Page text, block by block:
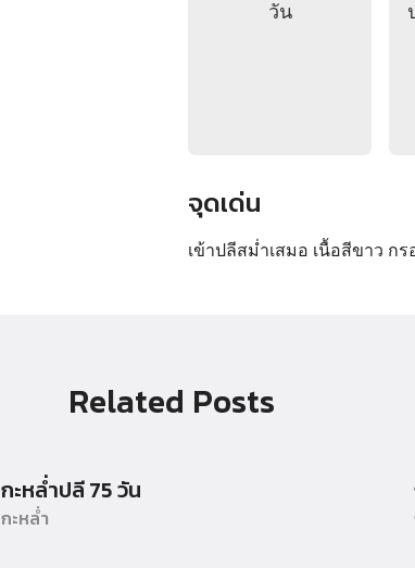
for:
วัน
จุดเด่น
เข้าปลีสม่ำเสมอ เนื้อสีขาว กร
Related Posts
กะหล่ำปลี 75 วัน
กะหล่ำ